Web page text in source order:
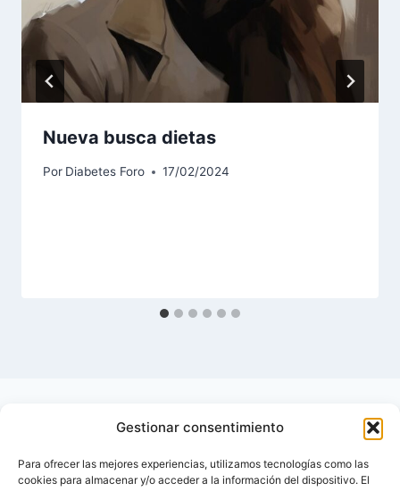
Gestionar consentimiento
Para ofrecer las mejores experiencias, utilizamos tecnologías como las
cookies para almacenar y/o acceder a la información del dispositivo. El
Nueva busca dietas
Por Diabetes Foro 17/02/2024